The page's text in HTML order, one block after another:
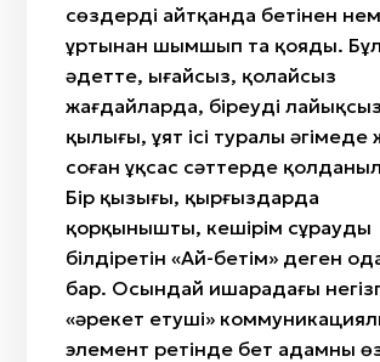
сөздерді айтқанда бетінен
ұртынан шымшып та қояды.
әдетте, ыңғайсыз, қолайсыз
жағдайларда, біреудің лайықсыз
қылығы, ұят ісі туралы әңгімеде
соған ұқсас сәттерде
Бір қызығы, қырғыздарда
қорқынышты, кешірім сұрауды
білдіретін «Ай-бетім» деген
бар. Осындай ишарадағы
«әрекет етуші»
элемент ретінде бет адамның